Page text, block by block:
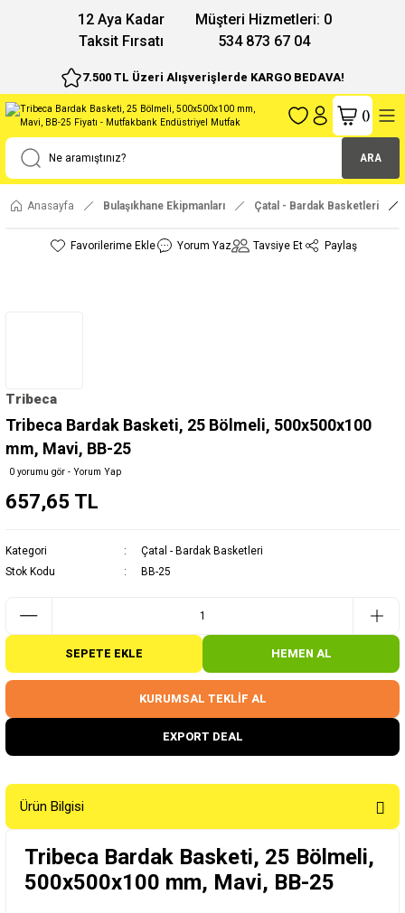
12 Aya Kadar
Taksit Fırsatı
Müşteri Hizmetleri: 0
534 873 67 04
7.500 TL Üzeri Alışverişlerde KARGO BEDAVA!
ARA
()
Anasayfa Bulaşıkhane Ekipmanları Çatal - Bardak Basketleri
Yorum Yaz Tavsiye Et Paylaş
Tribeca
Tribeca Bardak Basketi, 25 Bölmeli, 500x500x100
mm, Mavi, BB-25
0 yorumu gör - Yorum Yap
657,65 TL
Kategori
Çatal - Bardak Basketleri
Stok Kodu
BB-25
SEPETE EKLE HEMEN AL
KURUMSAL TEKLİF AL
EXPORT DEAL
Ürün Bilgisi
Tribeca Bardak Basketi, 25 Bölmeli,
500x500x100 mm, Mavi, BB-25